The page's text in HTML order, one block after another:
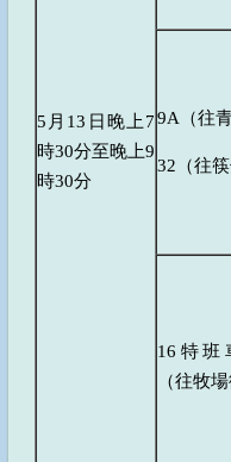
5月13日晚上7
時30分至晚上9
時30分
9A（往青
32（往筷
16特班
（往牧場